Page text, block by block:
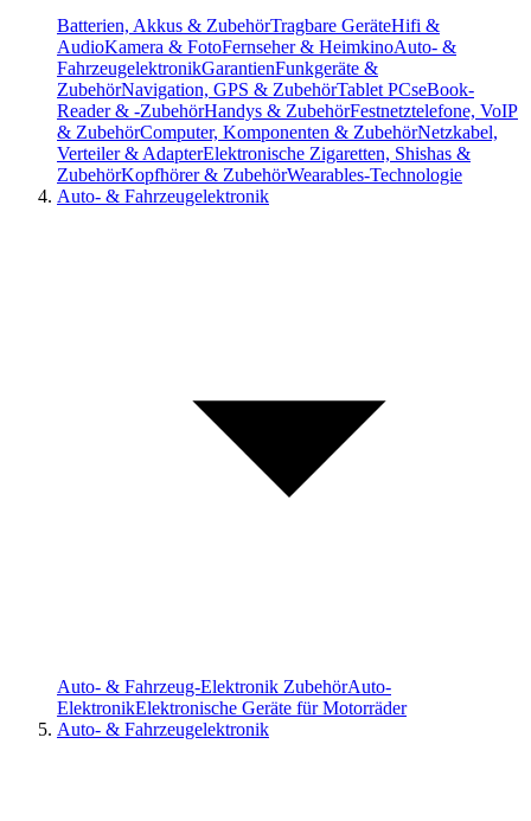
Batterien, Akkus & ZubehörTragbare GeräteHifi &
AudioKamera & FotoFernseher & HeimkinoAuto- &
FahrzeugelektronikGarantienFunkgeräte &
ZubehörNavigation, GPS & ZubehörTablet PCseBook-
Reader & -ZubehörHandys & ZubehörFestnetztelefone, VoIP
& ZubehörComputer, Komponenten & ZubehörNetzkabel,
Verteiler & AdapterElektronische Zigaretten, Shishas &
ZubehörKopfhörer & ZubehörWearables-Technologie
Auto- & Fahrzeugelektronik
Auto- & Fahrzeug-Elektronik ZubehörAuto-
ElektronikElektronische Geräte für Motorräder
Auto- & Fahrzeugelektronik